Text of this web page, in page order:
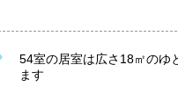
54室の居室は広さ18㎡のゆ
ます